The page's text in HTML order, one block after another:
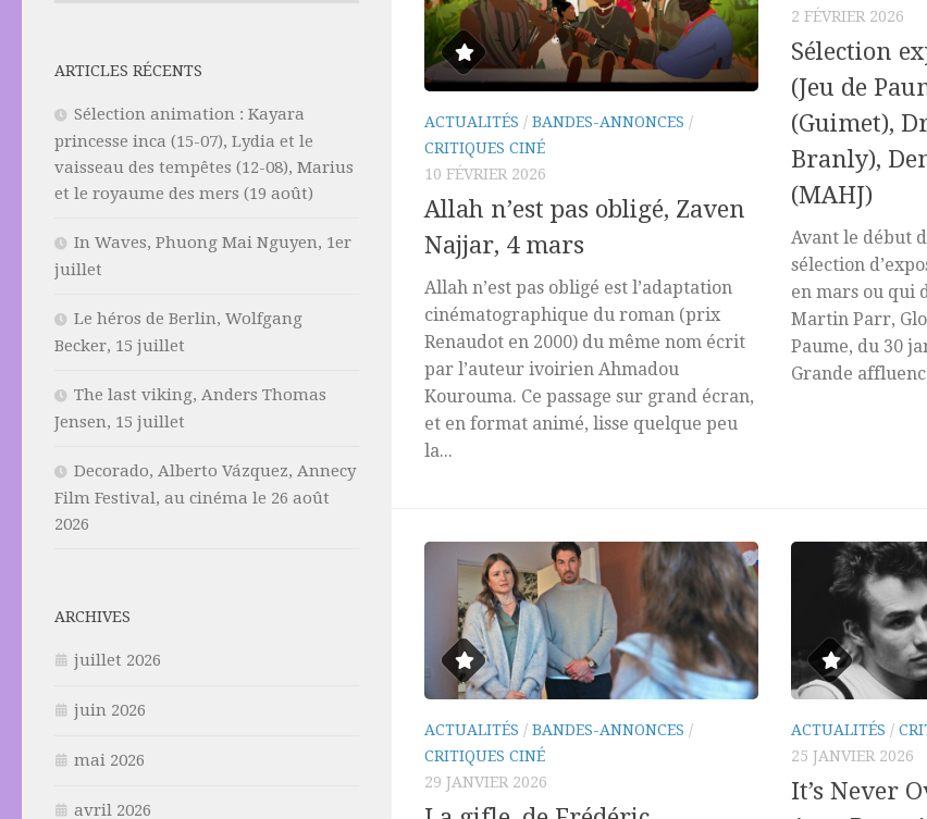
ACTUALITÉS / BANDES-ANNONCES /
CRITIQUES CINÉ
10 FÉVRIER 2026
Allah n’est pas obligé, Zaven
Najjar, 4 mars
Allah n’est pas obligé est l’adaptation
cinématographique du roman (prix
Renaudot en 2000) du même nom écrit
par l’auteur ivoirien Ahmadou
Kourouma. Ce passage sur grand écran,
et en format animé, lisse quelque peu
la...
2 FÉVRIER 2026
Sélection
(Jeu de
(Guimet),
Branly),
(MAHJ)
Avant le début
sélection
en mars ou qui
Martin Parr,
Paume, du 30
Grande
ACTUALITÉS / BANDES-ANNONCES /
CRITIQUES CINÉ
29 JANVIER 2026
ACTUALITÉS /
25 JANVIER 2026
It’s Never
ARTICLES RÉCENTS
Sélection animation : Kayara
princesse inca (15-07), Lydia et le
vaisseau des tempêtes (12-08), Marius
et le royaume des mers (19 août)
In Waves, Phuong Mai Nguyen, 1er
juillet
Le héros de Berlin, Wolfgang
Becker, 15 juillet
The last viking, Anders Thomas
Jensen, 15 juillet
Decorado, Alberto Vázquez, Annecy
Film Festival, au cinéma le 26 août
2026
ARCHIVES
juillet 2026
juin 2026
mai 2026
avril 2026